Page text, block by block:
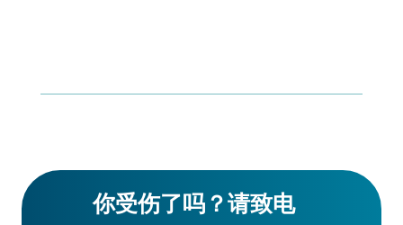
你受伤了吗？请致电